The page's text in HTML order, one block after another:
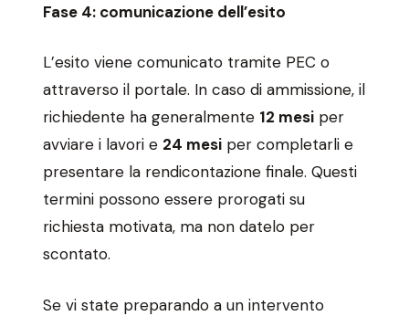
Fase 4: comunicazione dell’esito
L’esito viene comunicato tramite PEC o
attraverso il portale. In caso di ammissione, il
richiedente ha generalmente 12 mesi per
avviare i lavori e 24 mesi per completarli e
presentare la rendicontazione finale. Questi
termini possono essere prorogati su
richiesta motivata, ma non datelo per
scontato.
Se vi state preparando a un intervento